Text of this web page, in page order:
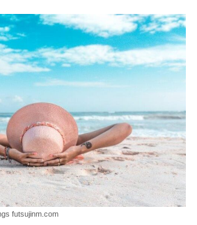
futsujinm.com